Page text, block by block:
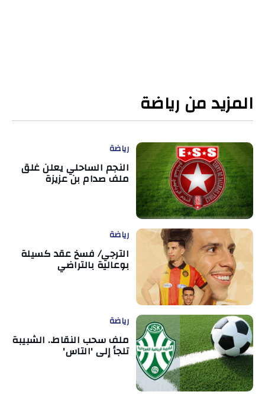
المزيد من رياضة
رياضة
النجم الساحلي يعلن غلق
ملف صدام بن عزيزة
رياضة
الترجي/ فسخ عقد كسيلة
بوعالية بالتراضي
رياضة
ملف سحب النقاط.. الشبيبة
تلجأ إلى 'التاس'